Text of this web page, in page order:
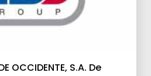
OCCIDENTE, S.A. De